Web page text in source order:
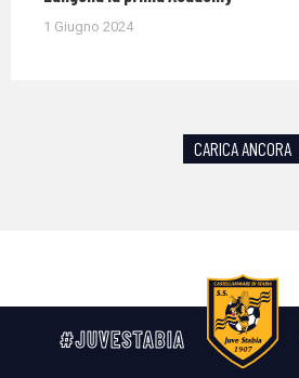
1 Giugno 2024
CARICA ANCORA
#JUVESTABIA